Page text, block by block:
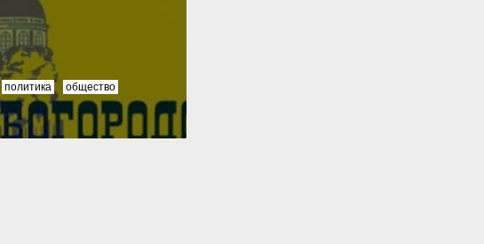
политика общество